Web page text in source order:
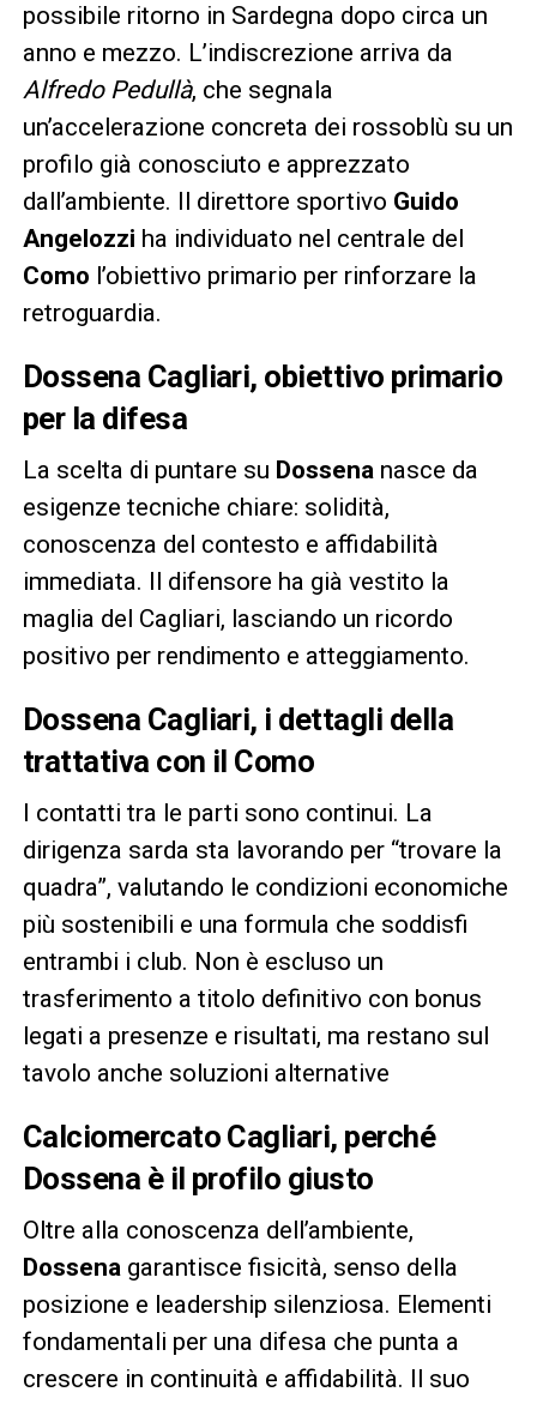
possibile ritorno in Sardegna dopo circa un
anno e mezzo. L’indiscrezione arriva da
Alfredo Pedullà, che segnala
un’accelerazione concreta dei rossoblù su un
profilo già conosciuto e apprezzato
dall’ambiente. Il direttore sportivo Guido
Angelozzi ha individuato nel centrale del
Como l’obiettivo primario per rinforzare la
retroguardia.
Dossena Cagliari, obiettivo primario
per la difesa
La scelta di puntare su Dossenanasce da
esigenze tecniche chiare: solidità,
conoscenza del contesto e affidabilità
immediata. Il difensore ha già vestito la
maglia del Cagliari, lasciando un ricordo
positivo per rendimento e atteggiamento.
Dossena Cagliari, i dettagli della
trattativa con il Como
I contatti tra le parti sono continui. La
dirigenza sarda sta lavorando per “trovare la
quadra”, valutando le condizioni economiche
più sostenibili e una formula che soddisfi
entrambi i club. Non è escluso un
trasferimento a titolo definitivo con bonus
legati a presenze e risultati, ma restano sul
tavolo anche soluzioni alternative
Calciomercato Cagliari, perché
Dossena è il profilo giusto
Oltre alla conoscenza dell’ambiente,
Dossenagarantisce fisicità, senso della
posizione e leadership silenziosa. Elementi
fondamentali per una difesa che punta a
crescere in continuità e affidabilità. Il suo